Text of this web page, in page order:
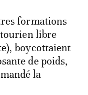
formations
libre
boycottaient
de poids,
la